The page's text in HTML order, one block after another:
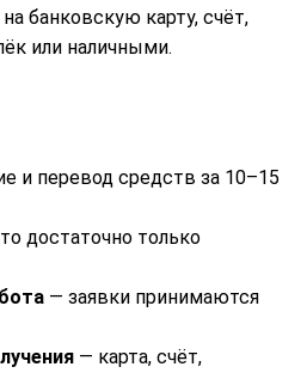
банковскую карту, счёт,
или наличными.
и перевод средств за 10–15
достаточно только
— заявки принимаются
— карта, счёт,